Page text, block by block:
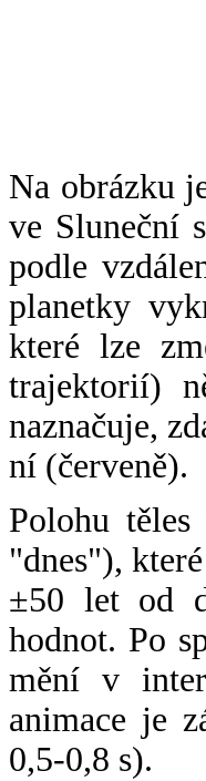
Na obrázku
ve Sluneční
podle
planetky
které lze
trajektorií)
naznačuje,
ní (červeně).
Polohu
"dnes"),
±50 let od
hodnot. Po
mění v
animace je
0,5-0,8 s).